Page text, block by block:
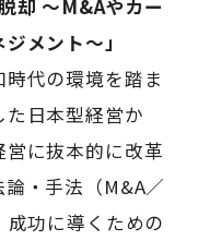
却 ～M&Aやカー
メント～」
代の環境を踏ま
日本型経営か
に抜本的に改革
・手法（M&A／
功に導くための